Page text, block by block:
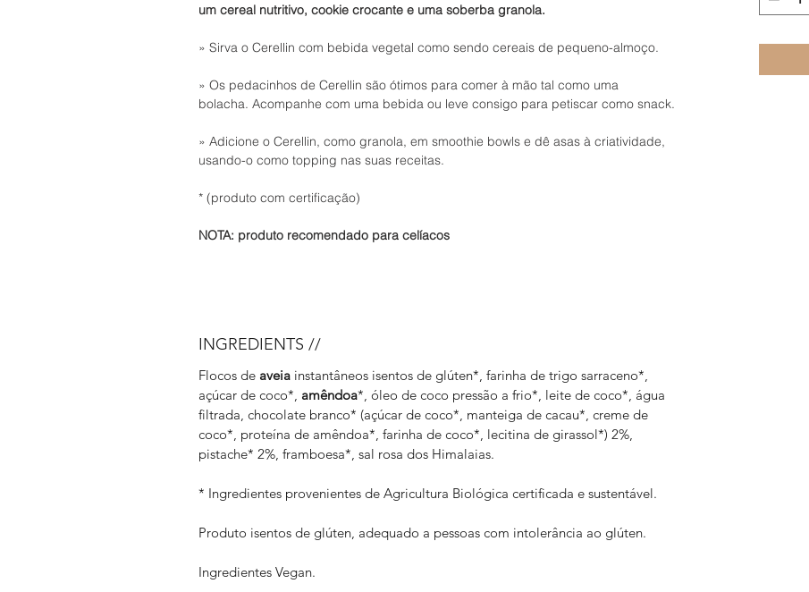
um cereal nutritivo, cookie crocante e uma soberba granola.
» Sirva o Cerellin com bebida vegetal como sendo cereais de pequeno-almoço.
» Os pedacinhos de Cerellin são ótimos para comer à mão tal como uma
bolacha. Acompanhe com uma bebida ou leve consigo para petiscar como snack.
» Adicione o Cerellin, como granola, em smoothie bowls e dê asas à criatividade,
usando-o como topping nas suas receitas.
* (produto com certificação)
NOTA: produto recomendado para celíacos
INGREDIENTS //
Flocos de aveia instantâneos isentos de glúten*, farinha de trigo sarraceno*,
açúcar de coco*, amêndoa*, óleo de coco pressão a frio*, leite de coco*, água
filtrada, chocolate branco* (açúcar de coco*, manteiga de cacau*, creme de
coco*, proteína de amêndoa*, farinha de coco*, lecitina de girassol*) 2%,
pistache* 2%, framboesa*, sal rosa dos Himalaias.
* Ingredientes provenientes de Agricultura Biológica certificada e sustentável.
Produto isentos de glúten, adequado a pessoas com intolerância ao glúten.
Ingredientes Vegan.